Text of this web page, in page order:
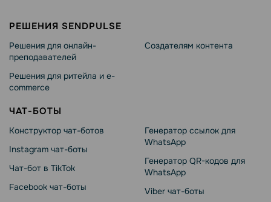
РЕШЕНИЯ SENDPULSE
Решения для онлайн-
преподавателей
Решения для ритейла и e-
commerce
Создателям контента
ЧАТ-БОТЫ
Конструктор чат-ботов
Instagram чат-боты
Чат-бот в TikTok
Facebook чат-боты
Генератор ссылок для
WhatsApp
Генератор QR-кодов для
WhatsApp
Viber чат-боты